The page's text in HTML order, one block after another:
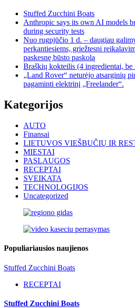
Stuffed Zucchini Boats
Anthropic says its own AI models
during security tests
Nuo rugpjūčio 1 d. – daugiau
perkantiesiems, griežtesni
paskesnę būsto paskolą
Braškių kokteilis (4 ingredientai, be
„Land Rover“ neturėjo atsarginių
pagaminti elektrinį „Freelander“.
Kategorijos
AUTO
Finansai
LIETUVOS VIEŠBUČIŲ IR
MIESTAI
PASLAUGOS
RECEPTAI
SVEIKATA
TECHNOLOGIJOS
Uncategorized
Populiariausios naujienos
Stuffed Zucchini Boats
RECEPTAI
Stuffed Zucchini Boats